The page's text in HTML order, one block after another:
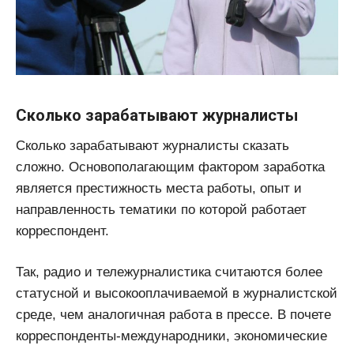
Сколько зарабатывают журналисты
Сколько зарабатывают журналисты сказать
сложно. Основополагающим фактором заработка
является престижность места работы, опыт и
направленность тематики по которой работает
корреспондент.
Так, радио и тележурналистика считаются более
статусной и высокооплачиваемой в журналистской
среде, чем аналогичная работа в прессе. В почете
корреспонденты-международники, экономические